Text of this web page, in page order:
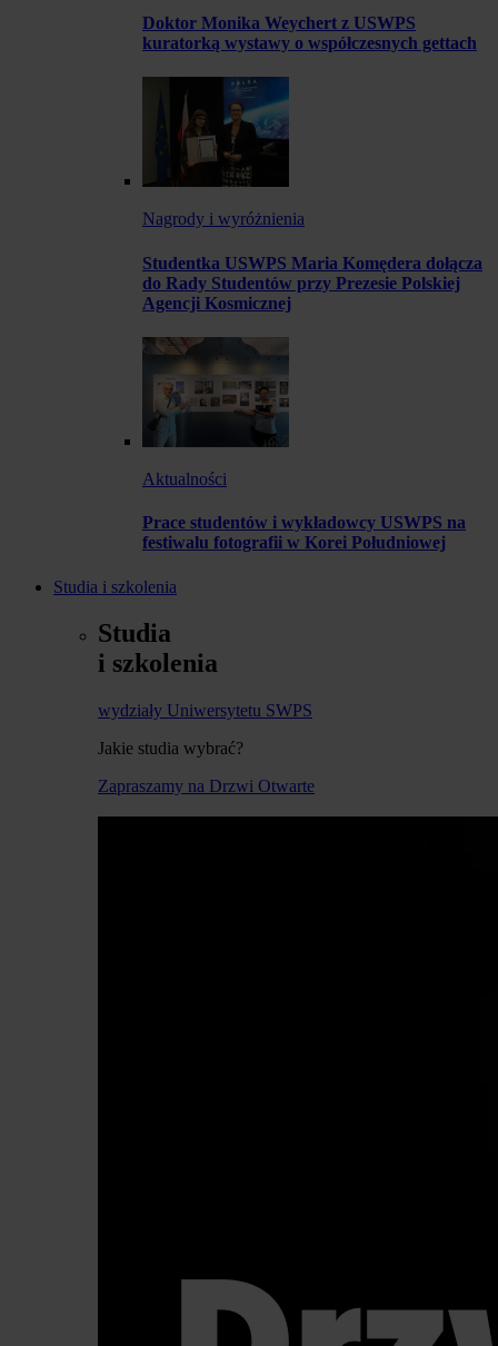
Doktor Monika Weychert z USWPS
kuratorką wystawy o współczesnych gettach
Nagrody i wyróżnienia
Studentka USWPS Maria Komędera dołącza
do Rady Studentów przy Prezesie Polskiej
Agencji Kosmicznej
Aktualności
Prace studentów i wykładowcy USWPS na
festiwalu fotografii w Korei Południowej
Studia i szkolenia
Studia
i szkolenia
wydziały Uniwersytetu SWPS
Jakie studia wybrać?
Zapraszamy na Drzwi Otwarte